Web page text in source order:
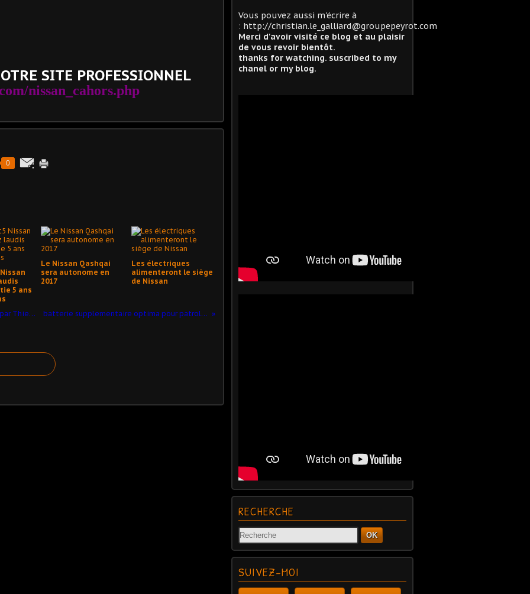
SITE PROFESSIONNEL
nissan_cahors.php
0
5 ans
Le Nissan Qashqai
sera autonome en
2017
Les électriques
alimenteront le siège
de Nissan
nissan GTR un article elogieux fourni par Thierry, merci à lui batterie supplementaire optima pour patrol y61 en video
Vous pouvez aussi m'écrire à
: http://christian.le_galliard@groupepeyrot.com
Merci d'avoir visité ce blog et au plaisir
de vous revoir bientôt.
thanks for watching. suscribed to my
chanel or my blog.
RECHERCHE
OK
SUIVEZ-MOI